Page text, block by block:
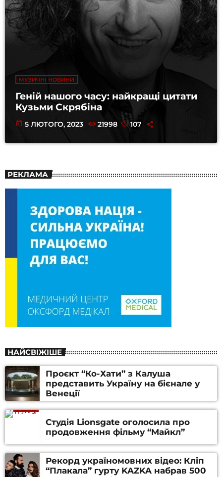
МУЗИЧНІ НОВИНИ
Геній нашого часу: найкращі цитати
Кузьми Скрябіна
today 5 ЛЮТОГО, 2023 21998 107
РЕКЛАМА
НАЙСВІЖІШЕ
Проєкт “Ко-Хати” з Калуша
представить Україну на бієнале у
Венеції
Студія Lionsgate оголосила про
продовження фільму “Майкл”
Рекорд україномовних відео: Кліп
“Плакала” гурту KAZKA набрав 500